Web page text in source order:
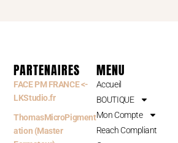
PARTENAIRES
FACE PM FRANCE <-
LKStudio.fr
ThomasMicroPigment
ation (Master
MENU
Accueil
BOUTIQUE
Mon Compte
Reach Compliant